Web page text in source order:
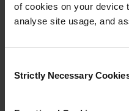
of cookies on your device
analyse site usage, and
Selection
Strictly Necessary
Rute perjalanan
Rasakan romansa
Barat yang menawan.
Mulailah di Perth,